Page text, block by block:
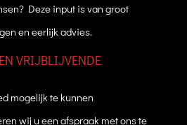
Deze input is van groot
en eerlijk advies.
VRIJBLIJVENDE
mogelijk te kunnen
wij u een afspraak met ons te